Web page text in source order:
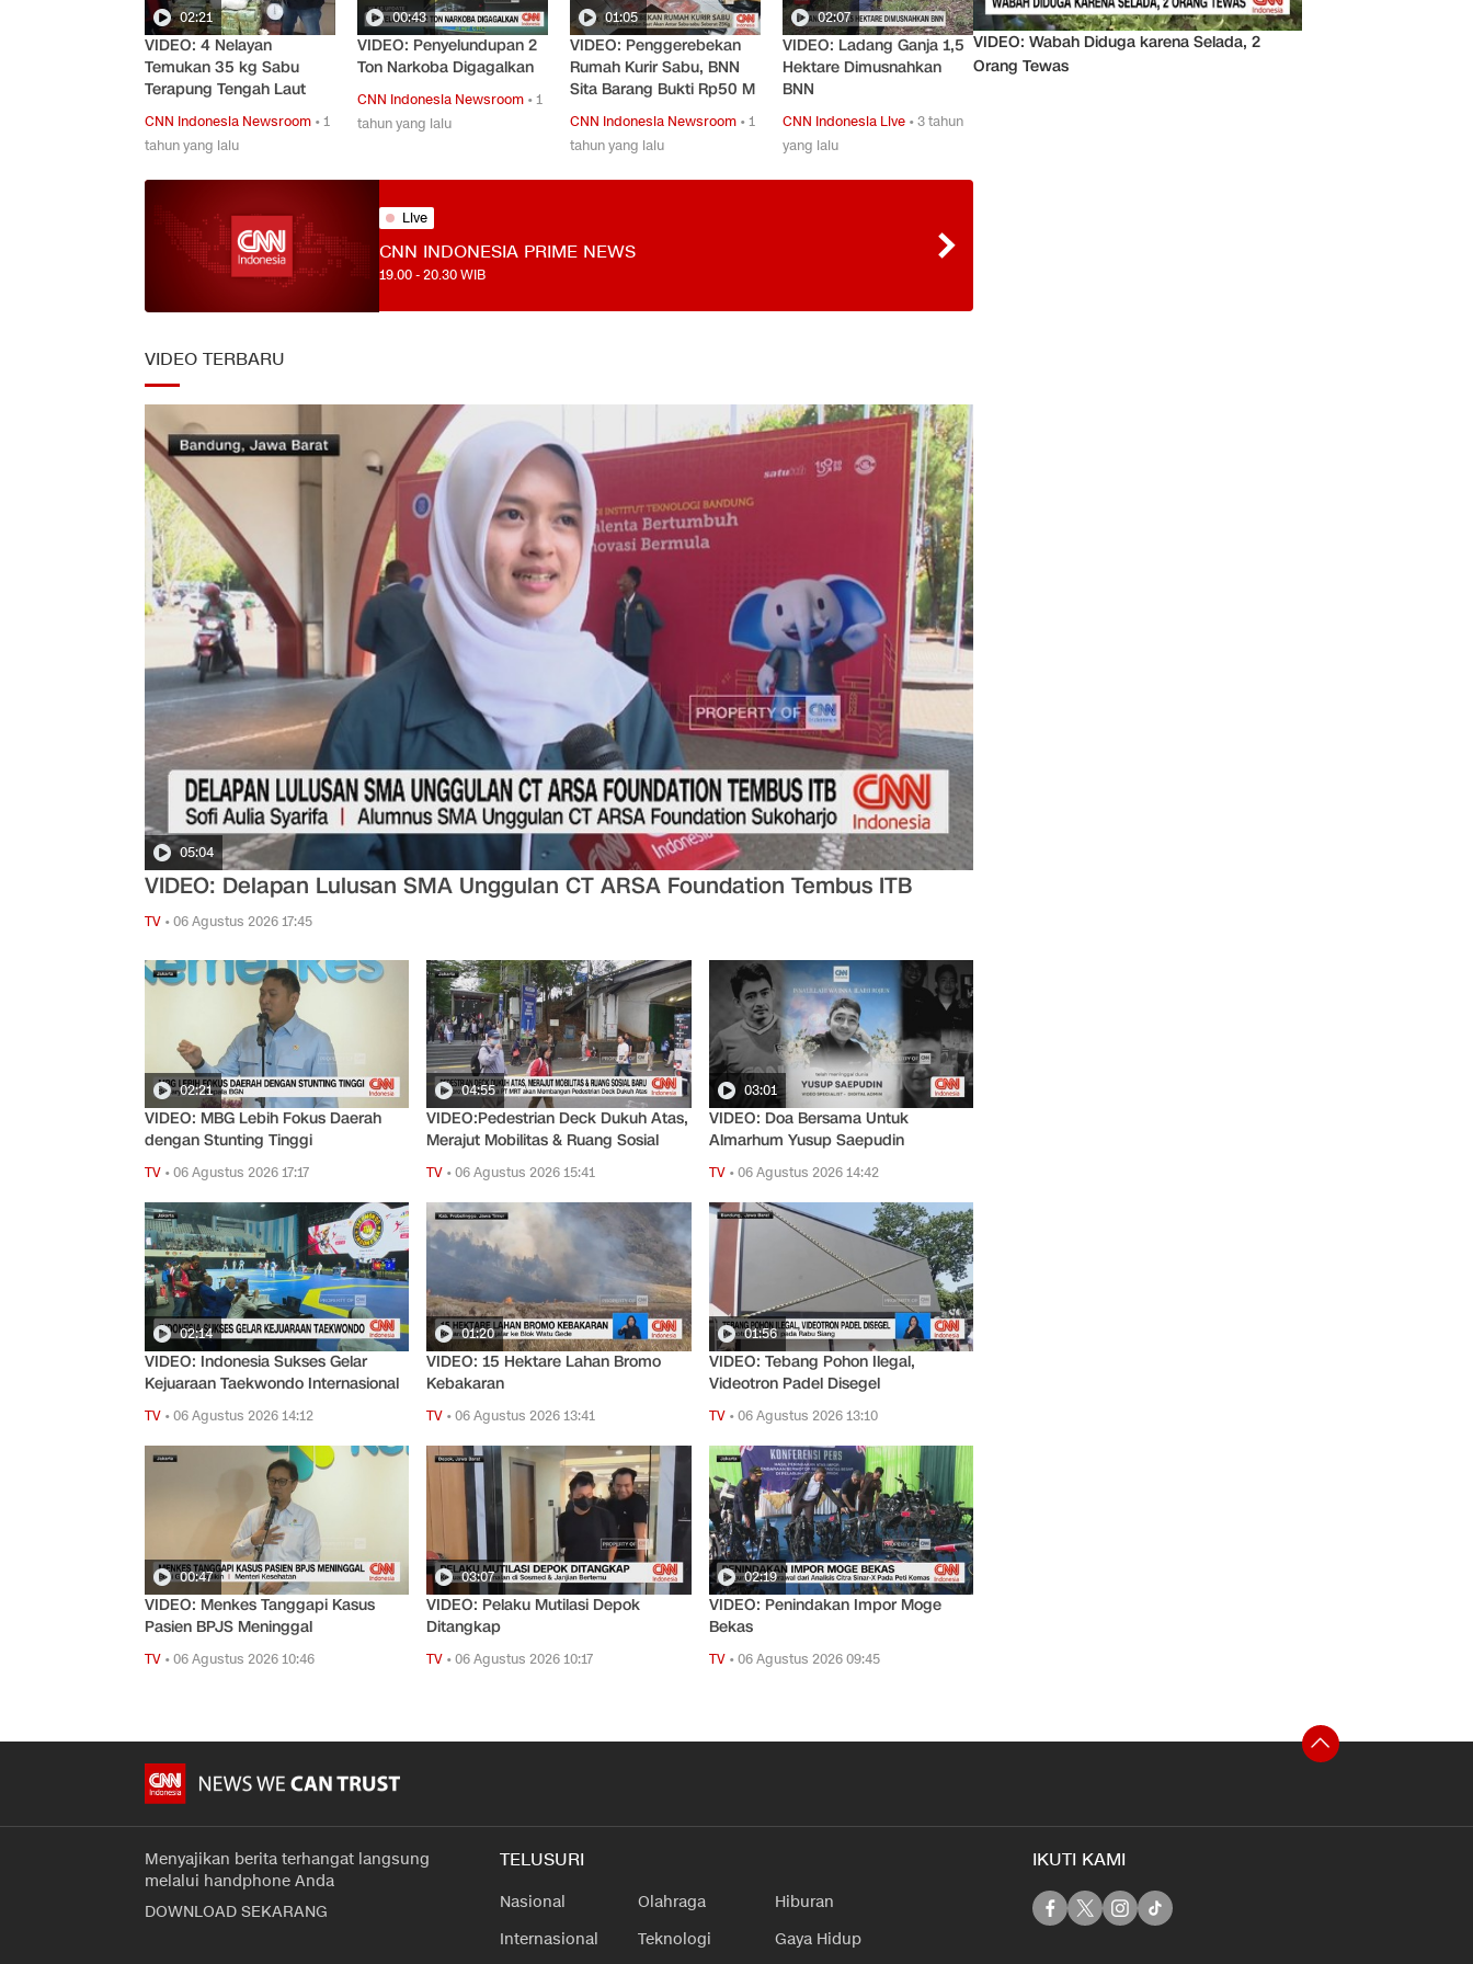
02:21
VIDEO: 4 Nelayan
Temukan 35 kg Sabu
Terapung Tengah Laut
CNN Indonesia Newsroom •1
tahun yang lalu
00:43
VIDEO: Penyelundupan 2
Ton Narkoba Digagalkan
CNN Indonesia Newsroom •1
tahun yang lalu
01:05
VIDEO: Penggerebekan
Rumah Kurir Sabu, BNN
Sita Barang Bukti Rp50 M
CNN Indonesia Newsroom •1
tahun yang lalu
02:07
VIDEO: Ladang Ganja 1,5
Hektare Dimusnahkan
BNN
CNN Indonesia Live •3 tahun
yang lalu
Live
CNN INDONESIA PRIME NEWS
19.00-20.30WIB
VIDEO TERBARU
05:04
VIDEO: Delapan Lulusan SMA Unggulan CT ARSA Foundation Tembus ITB
TV •06 Agustus 2026 17:45
02:21
VIDEO: MBG Lebih Fokus Daerah
dengan Stunting Tinggi
TV •06 Agustus 2026 17:17
04:55
VIDEO:Pedestrian Deck Dukuh Atas,
Merajut Mobilitas & Ruang Sosial
TV •06 Agustus 2026 15:41
03:01
VIDEO: Doa Bersama Untuk
Almarhum Yusup Saepudin
TV•06 Agustus 2026 14:42
02:14
VIDEO: Indonesia Sukses Gelar
Kejuaraan Taekwondo Internasional
TV •06 Agustus 2026 14:12
01:20
VIDEO: 15 Hektare Lahan Bromo
Kebakaran
TV •06 Agustus 2026 13:41
01:56
VIDEO: Tebang Pohon Ilegal,
Videotron Padel Disegel
TV•06 Agustus 2026 13:10
00:47
VIDEO: Menkes Tanggapi Kasus
Pasien BPJS Meninggal
TV •06 Agustus 2026 10:46
03:07
VIDEO: Pelaku Mutilasi Depok
Ditangkap
TV •06 Agustus 2026 10:17
02:19
VIDEO: Penindakan Impor Moge
Bekas
TV•06 Agustus 2026 09:45
VIDEO: Wabah Diduga karena Selada, 2
Orang Tewas
Menyajikan berita terhangat langsung
melalui handphone Anda
DOWNLOAD SEKARANG
TELUSURI
Nasional
Internasional
Olahraga
Teknologi
Hiburan
Gaya Hidup
IKUTI KAMI